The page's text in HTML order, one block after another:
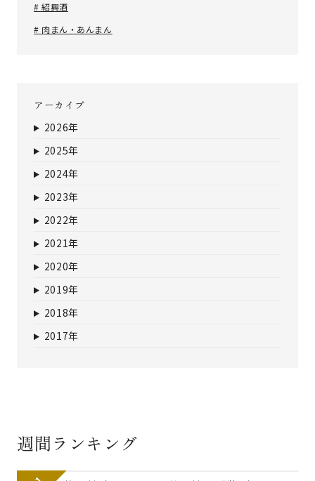
# 紹興酒
# 肉まん・あんまん
アーカイブ
2026年
2025年
2024年
2023年
2022年
2021年
2020年
2019年
2018年
2017年
週間ランキング